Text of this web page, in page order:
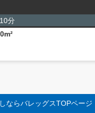
分
ならバレッグスTOPページ